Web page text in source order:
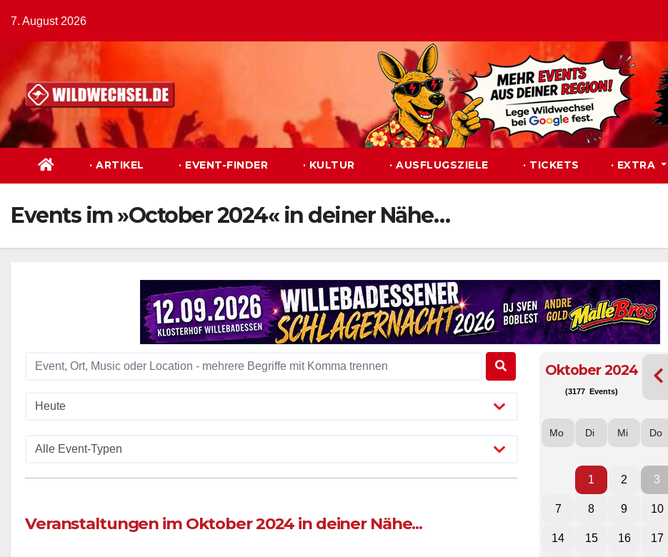
Inhalt
springen
7. August 2026
· ARTIKEL · EVENT-FINDER · KULTUR · AUSFLUGSZIELE · TICKETS · EXTRA
Events im »October 2024« in deiner Nähe…
Veranstaltungen im Oktober 2024 in deiner Nähe...
Oktober 2024
(3177 Events)
Mo Di Mi Do
1 2 3
7 8 9 10
14 15 16 17